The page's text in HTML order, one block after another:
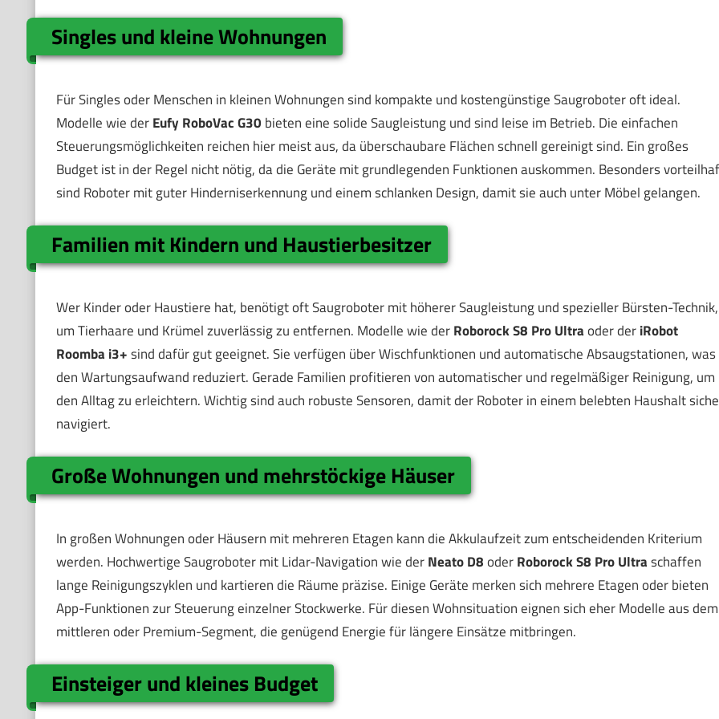
Singles und kleine Wohnungen
Für Singles oder Menschen in kleinen Wohnungen sind kompakte und kostengünstige Saugroboter oft ideal.
Modelle wie derEufy RoboVac G30 bieten eine solide Saugleistung und sind leise im Betrieb. Die einfachen
Steuerungsmöglichkeiten reichen hier meist aus, da überschaubare Flächen schnell gereinigt sind. Ein großes
Budget ist in der Regel nicht nötig, da die Geräte mit grundlegenden Funktionen auskommen. Besonders
sind Roboter mit guter Hinderniserkennung und einem schlanken Design, damit sie auch unter Möbel gelangen.
Familien mit Kindern und Haustierbesitzer
Wer Kinder oder Haustiere hat, benötigt oft Saugroboter mit höherer Saugleistung und spezieller Bürsten-Technik,
um Tierhaare und Krümel zuverlässig zu entfernen. Modelle wie derRoborock S8 Pro Ultraoder deriRobot
Roomba i3+sind dafür gut geeignet. Sie verfügen über Wischfunktionen und automatische Absaugstationen, was
den Wartungsaufwand reduziert. Gerade Familien profitieren von automatischer und regelmäßiger Reinigung, um
den Alltag zu erleichtern. Wichtig sind auch robuste Sensoren, damit der Roboter in einem belebten Haushalt
navigiert.
Große Wohnungen und mehrstöckige Häuser
In großen Wohnungen oder Häusern mit mehreren Etagen kann die Akkulaufzeit zum entscheidenden Kriterium
werden. Hochwertige Saugroboter mit Lidar-Navigation wie derNeato D8oderRoborock S8 Pro Ultraschaffen
lange Reinigungszyklen und kartieren die Räume präzise. Einige Geräte merken sich mehrere Etagen oder bieten
App-Funktionen zur Steuerung einzelner Stockwerke. Für diesen Wohnsituation eignen sich eher Modelle aus dem
mittleren oder Premium-Segment, die genügend Energie für längere Einsätze mitbringen.
Einsteiger und kleines Budget